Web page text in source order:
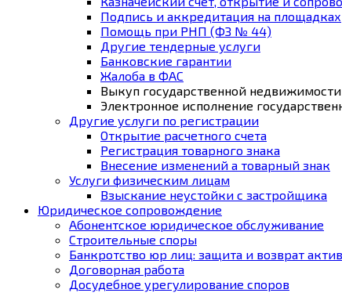
Подпись и аккредитация на площадках
Помощь при РНП (ФЗ № 44)
Другие тендерные услуги
Банковские гарантии
Жалоба в ФАС
Выкуп государственной недвижимости
Электронное исполнение
Другие услуги по регистрации
Открытие расчетного счета
Регистрация товарного знака
Внесение изменений а товарный знак
Услуги физическим лицам
Взыскание неустойки с застройщика
Юридическое сопровождение
Абонентское юридическое обслуживание
Строительные споры
Банкротство юр лиц: защита и возврат
Договорная работа
Досудебное урегулирование споров